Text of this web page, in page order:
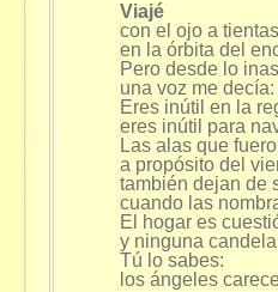
Viajé
con el ojo a
en la órbita del
Pero desde lo
una voz me decía:
Eres inútil en la
eres inútil para
Las alas que
a propósito del
también dejan de
cuando las
El hogar es
y ninguna
Tú lo sabes:
los ángeles